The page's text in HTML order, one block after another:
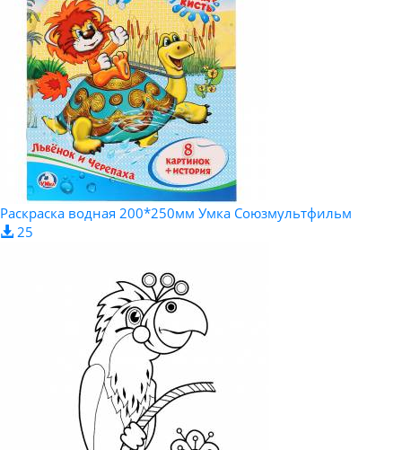
Раскраска водная 200*250мм Умка Союзмультфильм
25